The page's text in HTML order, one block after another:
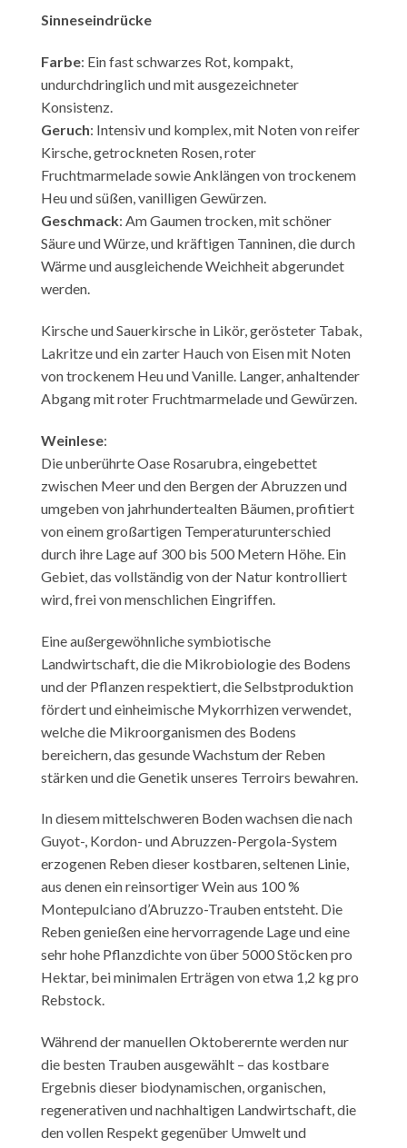
Sinneseindrücke
Farbe: Ein fast schwarzes Rot, kompakt,
undurchdringlich und mit ausgezeichneter
Konsistenz.
Geruch: Intensiv und komplex, mit Noten von reifer
Kirsche, getrockneten Rosen, roter
Fruchtmarmelade sowie Anklängen von trockenem
Heu und süßen, vanilligen Gewürzen.
Geschmack: Am Gaumen trocken, mit schöner
Säure und Würze, und kräftigen Tanninen, die durch
Wärme und ausgleichende Weichheit abgerundet
werden.
Kirsche und Sauerkirsche in Likör, gerösteter Tabak,
Lakritze und ein zarter Hauch von Eisen mit Noten
von trockenem Heu und Vanille. Langer, anhaltender
Abgang mit roter Fruchtmarmelade und Gewürzen.
Weinlese:
Die unberührte Oase Rosarubra, eingebettet
zwischen Meer und den Bergen der Abruzzen und
umgeben von jahrhundertealten Bäumen, profitiert
von einem großartigen Temperaturunterschied
durch ihre Lage auf 300 bis 500 Metern Höhe. Ein
Gebiet, das vollständig von der Natur kontrolliert
wird, frei von menschlichen Eingriffen.
Eine außergewöhnliche symbiotische
Landwirtschaft, die die Mikrobiologie des Bodens
und der Pflanzen respektiert, die Selbstproduktion
fördert und einheimische Mykorrhizen verwendet,
welche die Mikroorganismen des Bodens
bereichern, das gesunde Wachstum der Reben
stärken und die Genetik unseres Terroirs bewahren.
In diesem mittelschweren Boden wachsen die nach
Guyot-, Kordon- und Abruzzen-Pergola-System
erzogenen Reben dieser kostbaren, seltenen Linie,
aus denen ein reinsortiger Wein aus 100 %
Montepulciano d’Abruzzo-Trauben entsteht. Die
Reben genießen eine hervorragende Lage und eine
sehr hohe Pflanzdichte von über 5000 Stöcken pro
Hektar, bei minimalen Erträgen von etwa 1,2 kg pro
Rebstock.
Während der manuellen Oktoberernte werden nur
die besten Trauben ausgewählt – das kostbare
Ergebnis dieser biodynamischen, organischen,
regenerativen und nachhaltigen Landwirtschaft, die
den vollen Respekt gegenüber Umwelt und